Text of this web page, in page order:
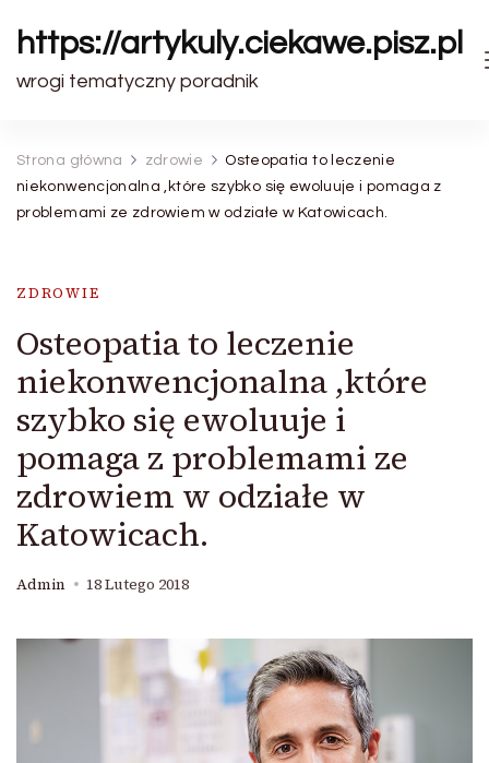
https://artykuly.ciekawe.pisz.pl
wrogi tematyczny poradnik
Strona główna zdrowie
Osteopatia to leczenie
niekonwencjonalna ,które szybko się ewoluuje i pomaga z
problemami ze zdrowiem w odziałe w Katowicach.
ZDROWIE
Osteopatia to leczenie
niekonwencjonalna ,które
szybko się ewoluuje i
pomaga z problemami ze
zdrowiem w odziałe w
Katowicach.
Admin 18 Lutego 2018